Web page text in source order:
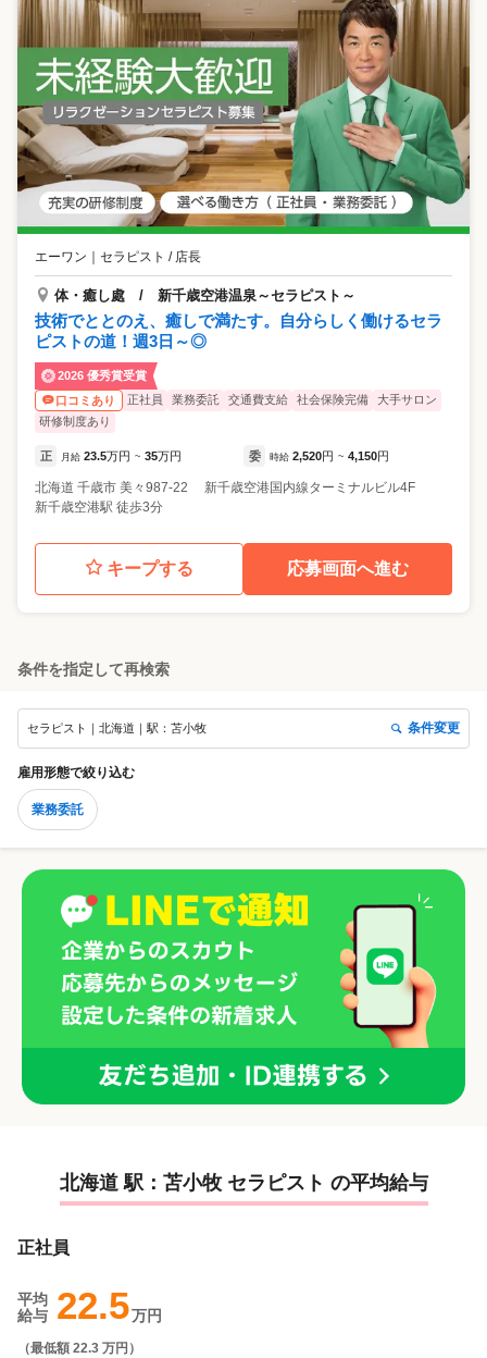
エーワン セラピスト / 店長
体・癒し處 / 新千歳空港温泉～セラピスト～
技術でととのえ、癒しで満たす。自分らしく働けるセラ
ピストの道！週3日～◎
2026 優秀賞受賞
口コミあり
正社員 業務委託 交通費支給 社会保険完備
大手サロン
研修制度あり
正 月給 23.5万円 ~ 35万円 委 時給 2,520円 ~ 4,150円
北海道 千歳市 美々987-22 新千歳空港国内線ターミナルビル4F
新千歳空港駅 徒歩3分
キープする 応募画面へ進む
条件を指定して再検索
セラピスト｜北海道｜駅：苫小牧 条件変更
雇用形態で絞り込む
業務委託
北海道 駅：苫小牧 セラピスト の平均給与
正社員
平均
給与 22.5万円
（最低額 22.3 万円 ）